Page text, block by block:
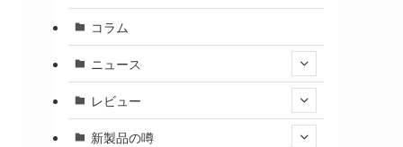
コラム
ニュース
レビュー
新製品の噂